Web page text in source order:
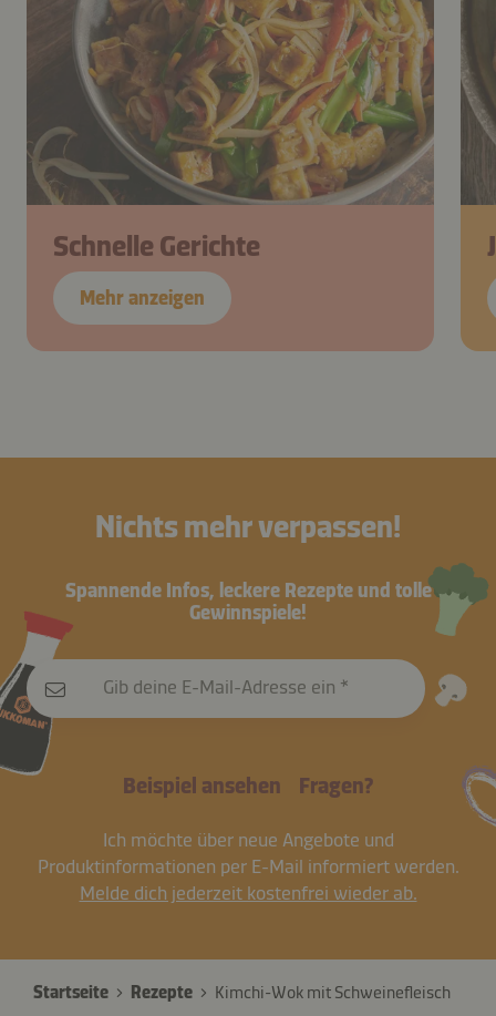
Schnelle Gerichte
Mehr anzeigen
Nichts mehr verpassen!
Spannende Infos, leckere Rezepte und tolle
Gewinnspiele!
Gib deine E-Mail-Adresse ein
Beispiel ansehen Fragen?
Ich möchte über neue Angebote und
Produktinformationen per E-Mail informiert werden.
Melde dich jederzeit kostenfrei wieder ab.
Startseite Rezepte Kimchi-Wok mit Schweinefleisch